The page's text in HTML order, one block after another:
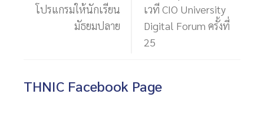
โปรแกรมให้นักเรียน
มัธยมปลาย
เวที CIO University
Digital Forum ครั้งที่
25
THNIC Facebook Page